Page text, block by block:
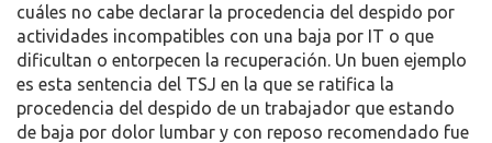
cuáles no cabe declarar la procedencia del despido por
actividades incompatibles con una baja por IT o que
dificultan o entorpecen la recuperación. Un buen ejemplo
es esta sentencia del TSJ en la que se ratifica la
procedencia del despido de un trabajador que estando
de baja por dolor lumbar y con reposo recomendado fue